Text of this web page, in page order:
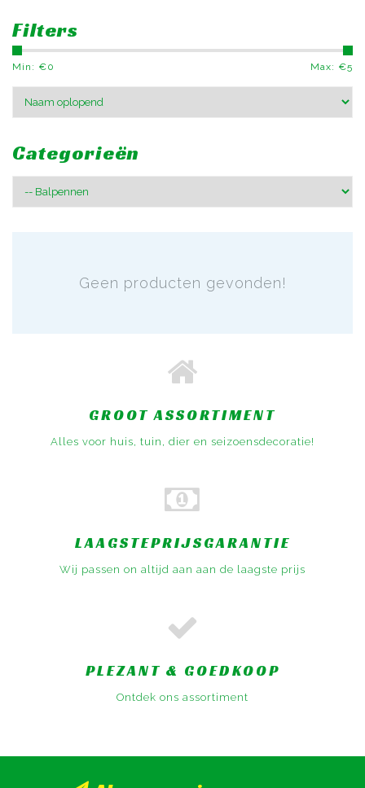
Filters
Min: €0 Max: €5
Categorieën
Geen producten gevonden!
GROOT ASSORTIMENT
Alles voor huis, tuin, dier en seizoensdecoratie!
LAAGSTEPRIJSGARANTIE
Wij passen on altijd aan aan de laagste prijs
PLEZANT & GOEDKOOP
Ontdek ons assortiment